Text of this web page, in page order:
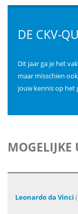
DE CKV-
Dit jaar ga je het
maar misschien
jouw kennis op het
MOGELIJKE
Leonardo da Vinci